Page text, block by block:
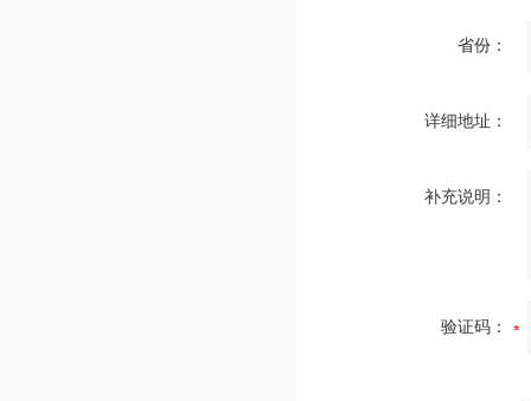
省份：
详细地址：
补充说明：
验证码：